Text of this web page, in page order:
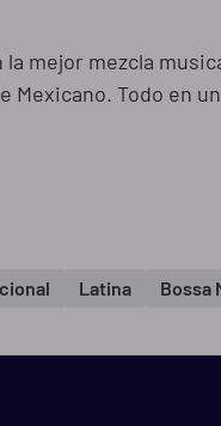
mejor mezcla
Mexicano. Todo en
Latina Bossa